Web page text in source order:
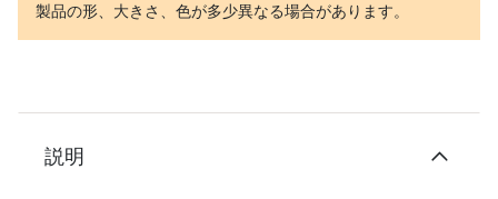
製品の形、大きさ、色が多少異なる場合があります。
説明